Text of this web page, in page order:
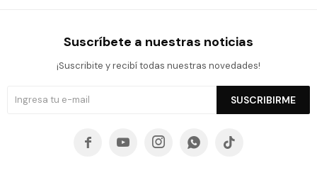
Suscríbete a nuestras noticias
¡Suscribite y recibí todas nuestras novedades!
SUSCRIBIRME
    